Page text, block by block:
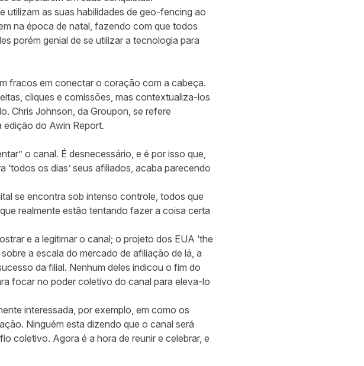
as suas habilidades de geo-fencing ao
na época de natal, fazendo com que todos
porém genial de se utilizar a tecnologia para
fracos em conectar o coração com a cabeça.
cliques e comissões, mas contextualiza-los
Chris Johnson, da Groupon, se refere
edição do Awin Report.
o canal. É desnecessário, e é por isso que,
os dias’ seus afiliados, acaba parecendo
se encontra sob intenso controle, todos que
realmente estão tentando fazer a coisa certa
e a legitimar o canal; o projeto dos EUA ‘the
a escala do mercado de afiliação de lá, a
da filial. Nenhum deles indicou o fim do
focar no poder coletivo do canal para eleva-lo
interessada, por exemplo, em como os
Ninguém esta dizendo que o canal será
coletivo. Agora é a hora de reunir e celebrar, e